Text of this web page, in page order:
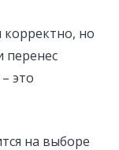
корректно, но
перенес
это
на выборе